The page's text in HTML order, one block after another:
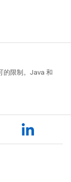
的限制。Java 和